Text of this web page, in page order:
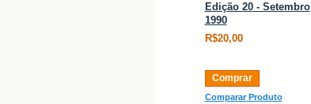
Edição 20 - Setembro
1990
R$20,00
Comprar
Comparar Produto